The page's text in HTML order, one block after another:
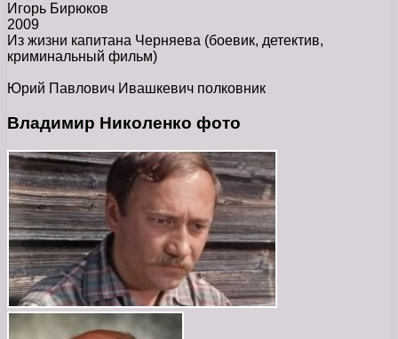
Игорь Бирюков
2009
Из жизни капитана Черняева (боевик, детектив,
криминальный фильм)
Юрий Павлович Ивашкевич полковник
Владимир Николенко фото